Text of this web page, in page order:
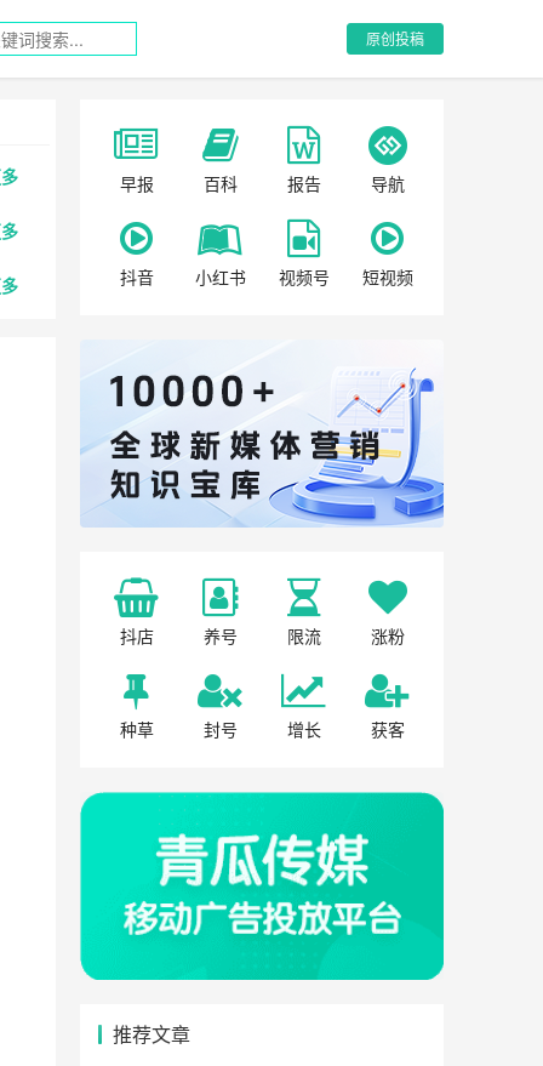
原创投稿
早报 百科 报告 导航
抖音 小红书 视频号 短视频
抖店 养号 限流 涨粉
种草 封号 增长 获客
推荐文章